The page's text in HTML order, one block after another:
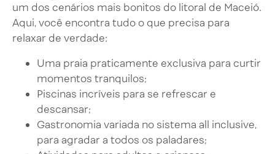
um dos cenários mais bonitos do litoral de Maceió.
Aqui, você encontra tudo o que precisa para
relaxar de verdade:
Uma praia praticamente exclusiva para curtir
momentos tranquilos;
Piscinas incríveis para se refrescar e
descansar;
Gastronomia variada no sistema all inclusive,
para agradar a todos os paladares;